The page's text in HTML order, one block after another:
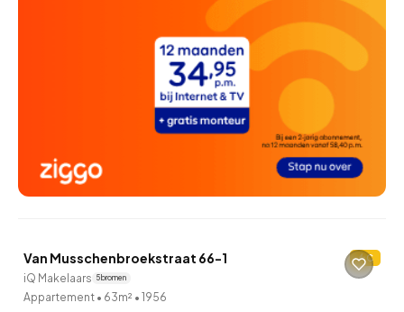
10 uur geleden ontdekt
Van Musschenbroekstraat 66-1 C
iQ Makelaars 5 bronnen
Appartement • 63m² • 1956